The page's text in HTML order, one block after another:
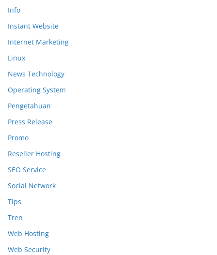
Info
Instant Website
Internet Marketing
Linux
News Technology
Operating System
Pengetahuan
Press Release
Promo
Reseller Hosting
SEO Service
Social Network
Tips
Tren
Web Hosting
Web Security